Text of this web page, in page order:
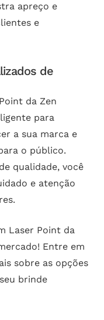
apreço e
e
de
da Zen
para
a sua marca e
o público.
qualidade, você
e atenção
Laser Point da
Entre em
sobre as opções
brinde